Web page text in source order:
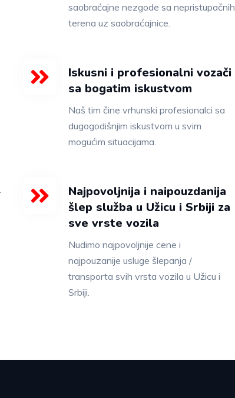
saobraćajne nezgode sa nepristupačnih
terena uz saobraćajnice.
Iskusni i profesionalni vozači
sa bogatim iskustvom
Naš tim čine vrhunski profesionalci sa
dugogodišnjim iskustvom u svim
mogućim situacijama.
Najpovoljnija i naipouzdanija
šlep služba u Užicu i Srbiji za
sve vrste vozila
Nudimo najpovoljnije cene i
najpouzanije usluge šlepanja /
transporta svih vrsta vozila u Užicu i
Srbiji.